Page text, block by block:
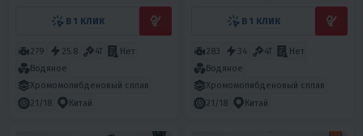
В 1 КЛИК
279 25.8 4T
Нет
Водяное
Хромомолибденовый сплав
21/18
Китай
В 1 КЛИК
283 34 4T
Нет
Водяное
Хромомолибденовый сплав
21/18
Китай